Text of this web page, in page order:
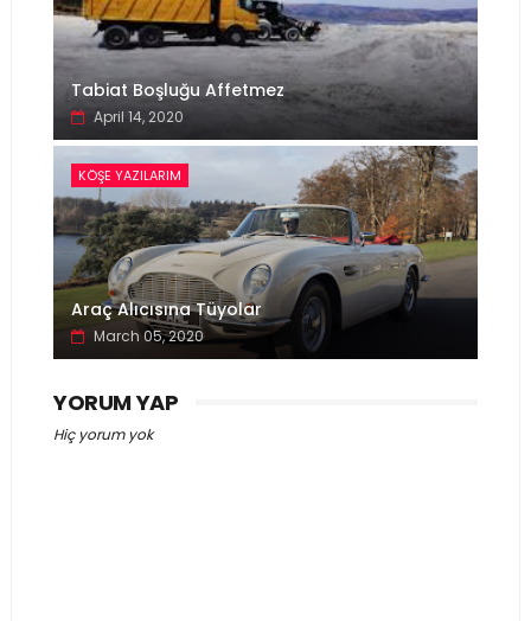
Tabiat Boşluğu Affetmez
April 14, 2020
KÖŞE YAZILARIM
Araç Alıcısına Tüyolar
March 05, 2020
YORUM YAP
Hiç yorum yok